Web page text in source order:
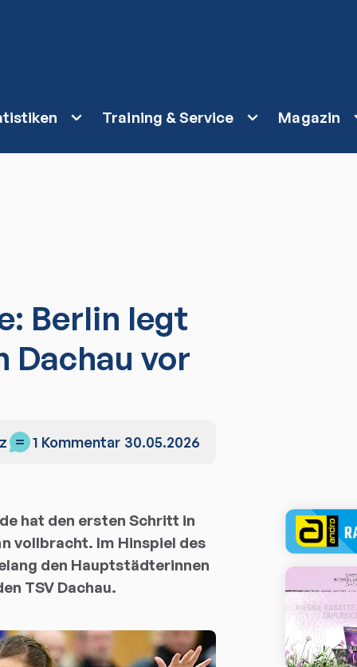
Training & Service Magazin
Berlin legt
Dachau vor
1 Kommentar 30.05.2026
hat den ersten Schritt in
vollbracht. Im Hinspiel des
den Hauptstädterinnen
TSV Dachau.